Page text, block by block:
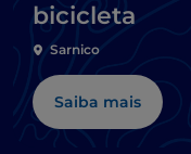
bicicleta
Sarnico
Saiba mais